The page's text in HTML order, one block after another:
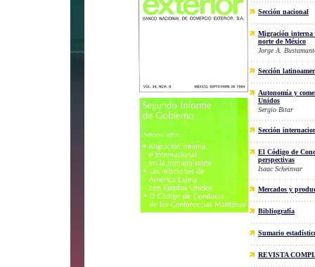
Sección nacional
Migración interna
norte de México
Jorge A.
Sección
Autonomía y
Unidos
Sergio Bitar
Sección
El Código de
perspectivas
Isaac Scheinvar
Mercados y
Bibliografía
Sumario
REVISTA